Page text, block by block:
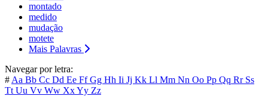
montado
medido
mudação
motete
Mais Palavras
Navegar por letra:
# Aa Bb Cc Dd Ee FfGg Hh Ii Jj Kk Ll Mm Nn Oo Pp Qq Rr Ss
Tt Uu Vv Ww XxYy Zz